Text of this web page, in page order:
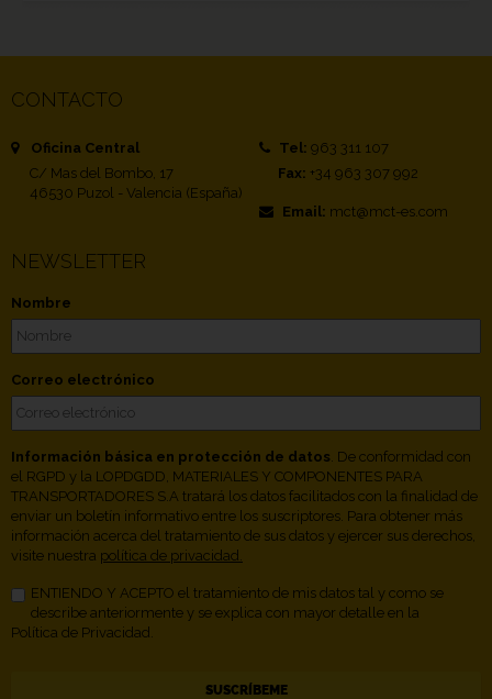
CONTACTO
Oficina Central
C/ Mas del Bombo, 17
46530 Puzol - Valencia (España)
Tel: 963 311 107
Fax: +34 963 307 992
Email: mct@mct-es.com
NEWSLETTER
Nombre
Correo electrónico
Información básica en protección de datos . De conformidad con
el RGPD y la LOPDGDD, MATERIALES Y COMPONENTES PARA
TRANSPORTADORES S.A tratará los datos facilitados con la finalidad de
enviar un boletín informativo entre los suscriptores. Para obtener más
información acerca del tratamiento de sus datos y ejercer sus derechos,
visite nuestra política de privacidad.
ENTIENDO Y ACEPTO el tratamiento de mis datos tal y como se
describe anteriormente y se explica con mayor detalle en la
Política de Privacidad.